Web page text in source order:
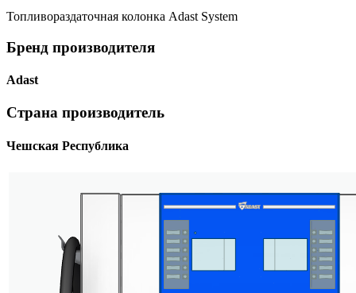
Топливораздаточная колонка Adast System
Бренд производителя
Adast
Страна производитель
Чешская Республика